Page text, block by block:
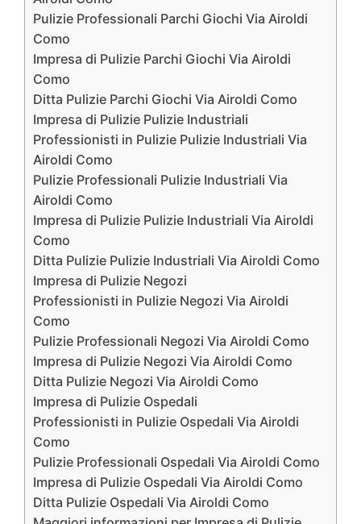
Pulizie Professionali Parchi Giochi Via Airoldi
Como
Impresa di Pulizie Parchi Giochi Via Airoldi
Como
Ditta Pulizie Parchi Giochi Via Airoldi Como
Impresa di Pulizie Pulizie Industriali
Professionisti in Pulizie Pulizie Industriali Via
Airoldi Como
Pulizie Professionali Pulizie Industriali Via
Airoldi Como
Impresa di Pulizie Pulizie Industriali Via Airoldi
Como
Ditta Pulizie Pulizie Industriali Via Airoldi Como
Impresa di Pulizie Negozi
Professionisti in Pulizie Negozi Via Airoldi
Como
Pulizie Professionali Negozi Via Airoldi Como
Impresa di Pulizie Negozi Via Airoldi Como
Ditta Pulizie Negozi Via Airoldi Como
Impresa di Pulizie Ospedali
Professionisti in Pulizie Ospedali Via Airoldi
Como
Pulizie Professionali Ospedali Via Airoldi Como
Impresa di Pulizie Ospedali Via Airoldi Como
Ditta Pulizie Ospedali Via Airoldi Como